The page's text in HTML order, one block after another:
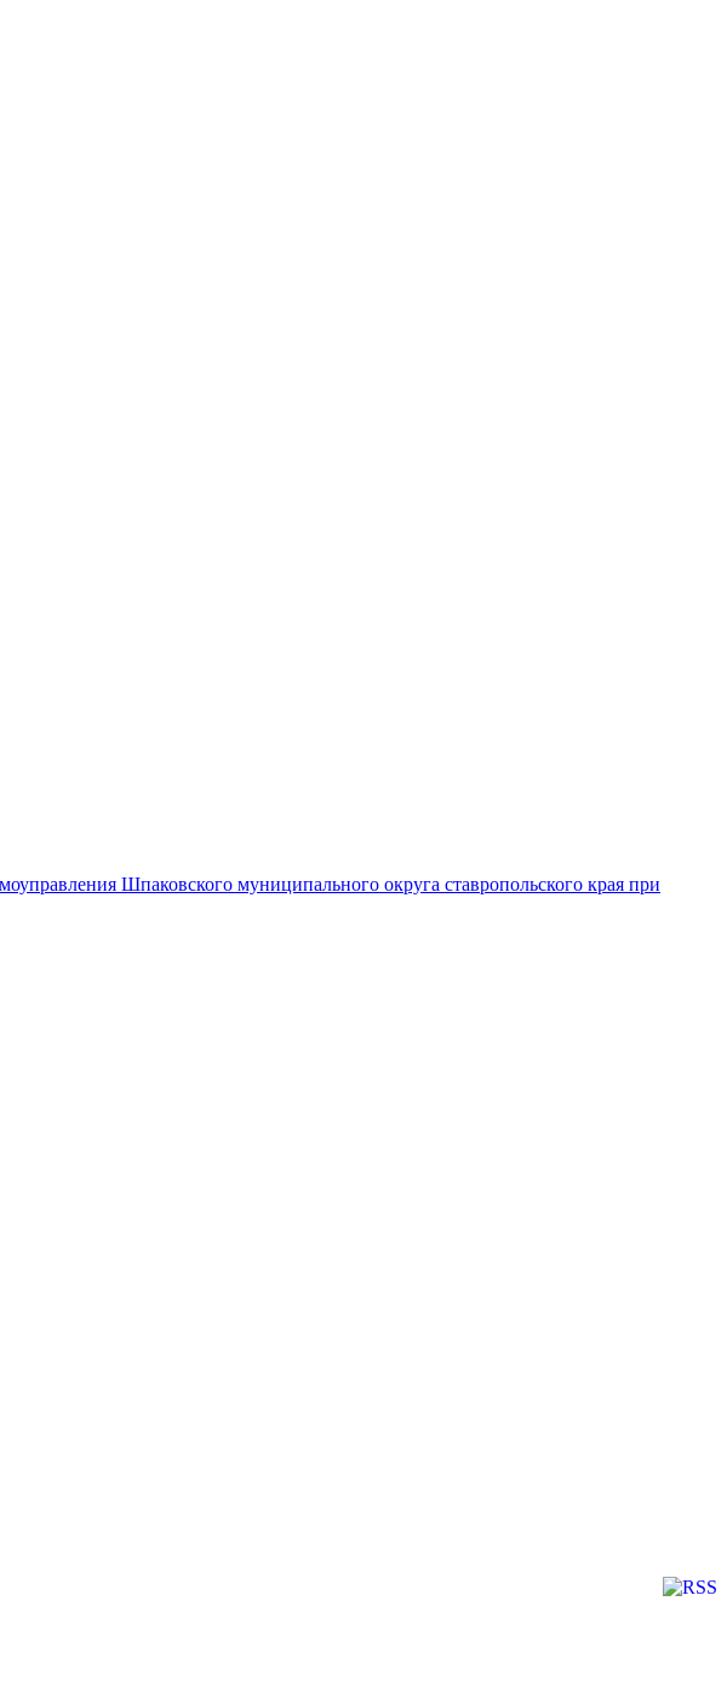
Шпаковского муниципального округа ставропольского края при